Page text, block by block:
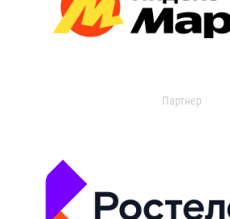
Партнер